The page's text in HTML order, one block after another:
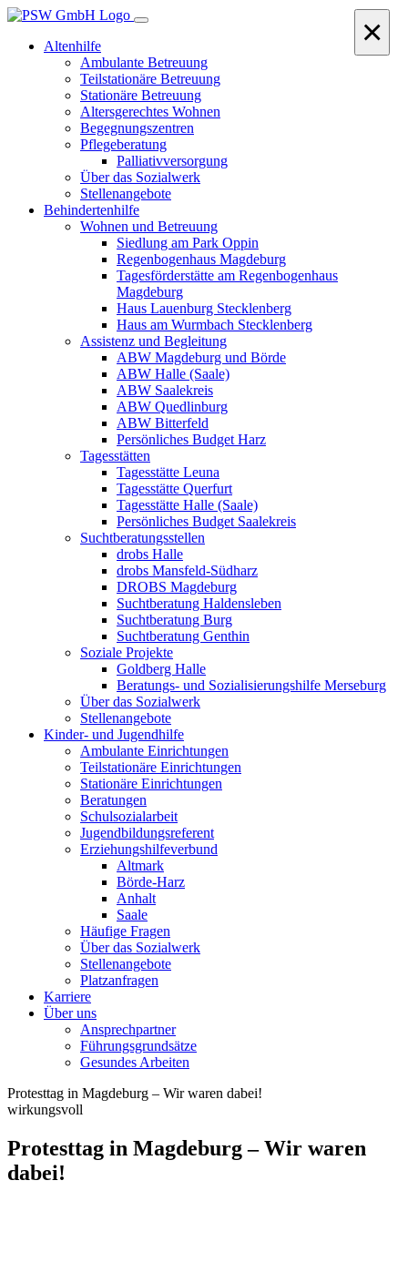
Altenhilfe
Ambulante Betreuung
Teilstationäre Betreuung
Stationäre Betreuung
Altersgerechtes Wohnen
Begegnungszentren
Pflegeberatung
Palliativversorgung
Über das Sozialwerk
Stellenangebote
Behindertenhilfe
Wohnen und Betreuung
Siedlung am Park Oppin
Regenbogenhaus Magdeburg
Tagesförderstätte am Regenbogenhaus
Magdeburg
Haus Lauenburg Stecklenberg
Haus am Wurmbach Stecklenberg
Assistenz und Begleitung
ABW Magdeburg und Börde
ABW Halle (Saale)
ABW Saalekreis
ABW Quedlinburg
ABW Bitterfeld
Persönliches Budget Harz
Tagesstätten
Tagesstätte Leuna
Tagesstätte Querfurt
Tagesstätte Halle (Saale)
Persönliches Budget Saalekreis
Suchtberatungsstellen
drobs Halle
drobs Mansfeld-Südharz
DROBS Magdeburg
Suchtberatung Haldensleben
Suchtberatung Burg
Suchtberatung Genthin
Soziale Projekte
Goldberg Halle
Beratungs- und Sozialisierungshilfe Merseburg
Über das Sozialwerk
Stellenangebote
Kinder- und Jugendhilfe
Ambulante Einrichtungen
Teilstationäre Einrichtungen
Stationäre Einrichtungen
Beratungen
Schulsozialarbeit
Jugendbildungsreferent
Erziehungshilfeverbund
Altmark
Börde-Harz
Anhalt
Saale
Häufige Fragen
Über das Sozialwerk
Stellenangebote
Platzanfragen
Karriere
Über uns
Ansprechpartner
Führungsgrundsätze
Gesundes Arbeiten
Protesttag in Magdeburg – Wir waren dabei!
wirkungsvoll
Protesttag in Magdeburg – Wir waren
dabei!
×